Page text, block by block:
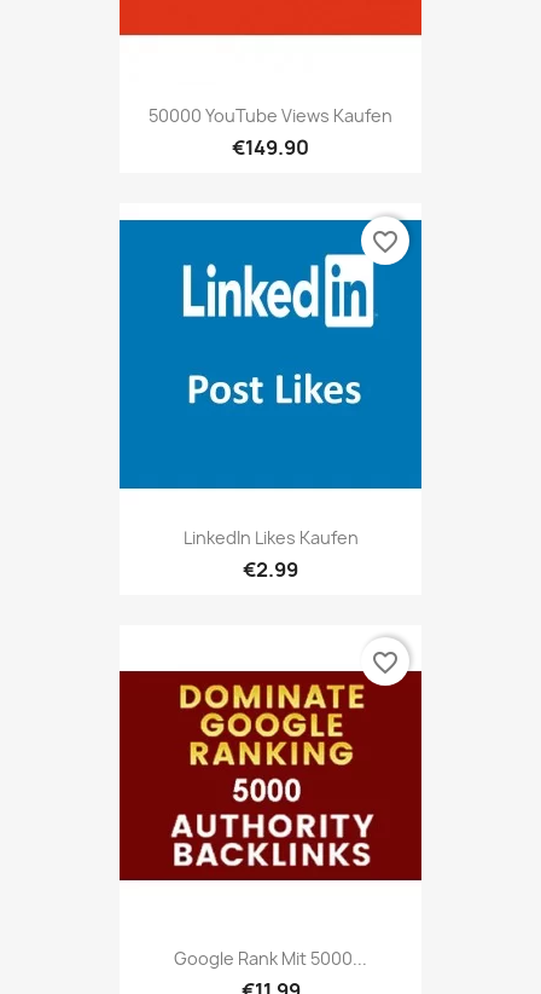
50000 YouTube Views Kaufen
€149.90
LinkedIn Likes Kaufen
€2.99
favorite_border
Google Rank Mit 5000...
favorite_border